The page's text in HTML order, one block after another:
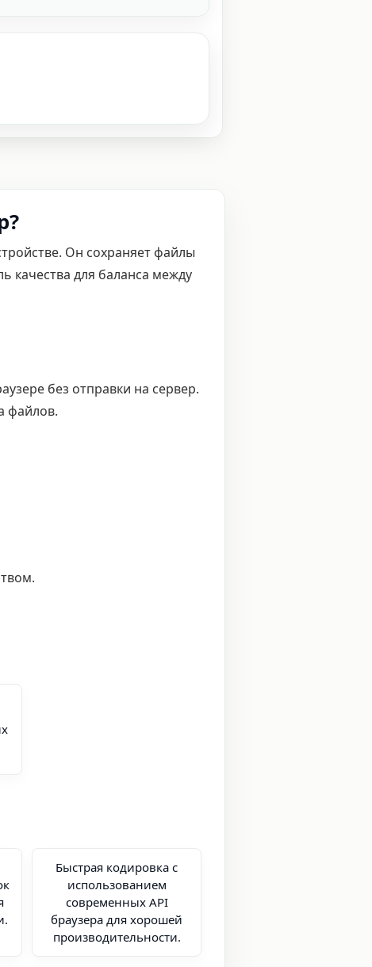
Он сохраняет файлы
качества для баланса между
без отправки на сервер.
файлов.
Быстрая кодировка с
использованием
современных API
браузера для хорошей
производительности.